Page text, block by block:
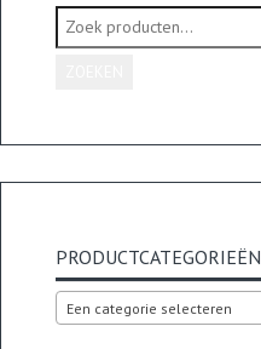
Zoeken
naar:
PRODUCTCATEGORIEËN
Een categorie selecteren